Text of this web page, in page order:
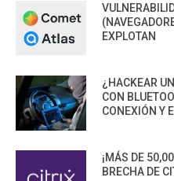
EXPLOTAN
¿HACKEAR
CON
CONEXIÓN Y
¡MÁS DE
BRECHA DE